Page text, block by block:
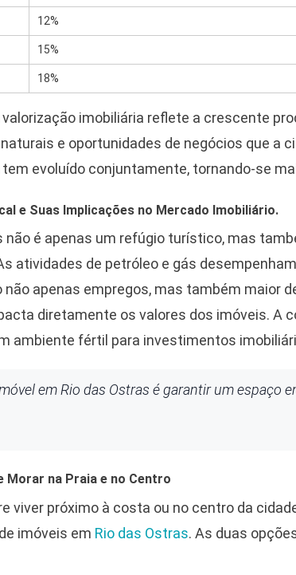
12%
15%
18%
imobiliária reflete a crescente
e oportunidades de negócios que a
evoluído conjuntamente, tornando-se
e Suas Implicações no Mercado Imobiliário.
não é apenas um refúgio turístico, mas
atividades de petróleo e gás
não apenas empregos, mas também maior
diretamente os valores dos imóveis. A
ambiente fértil para investimentos
em Rio das Ostras é garantir um espaço
Morar na Praia e no Centro
viver próximo à costa ou no centro da
imóveis em Rio das Ostras. As duas